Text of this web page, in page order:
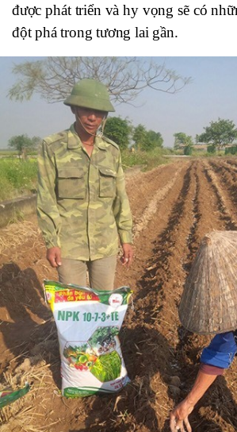
được phát triển và hy vọng sẽ có
đột phá trong tương lai gần.